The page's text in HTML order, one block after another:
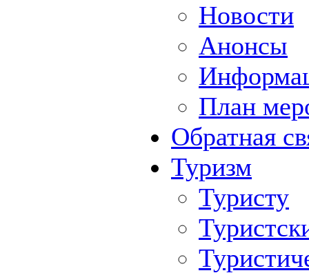
Новости
Анонсы
План
Обратная
Туризм
Туристу